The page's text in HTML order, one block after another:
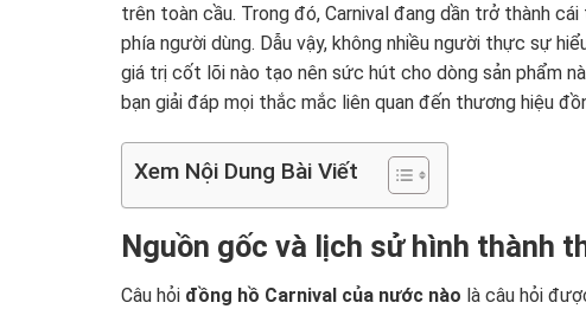
trên toàn cầu. Trong đó, Carnival đang dần trở thành
phía người dùng. Dẫu vậy, không nhiều người thực sự
giá trị cốt lõi nào tạo nên sức hút cho dòng sản phẩm
bạn giải đáp mọi thắc mắc liên quan đến thương hiệu
Xem Nội Dung Bài Viết
Nguồn gốc và lịch sử hình thành
Câu hỏi đồng hồ Carnival của nước nào là câu hỏi